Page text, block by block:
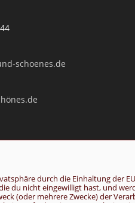
durch die Einhaltung der
du nicht eingewilligt hast, und
(oder mehrere Zwecke) der
schoenes.de